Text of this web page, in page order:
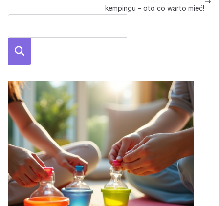
kempingu – oto co warto mieć!
Szuka